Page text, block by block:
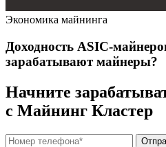
Экономика майнинга
Доходность
зарабатывают майнеры?
Начните
с Майнинг Кластер